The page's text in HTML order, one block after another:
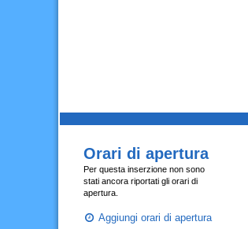
Orari di apertura
Per questa inserzione non sono
stati ancora riportati gli orari di
apertura.
Aggiungi orari di apertura